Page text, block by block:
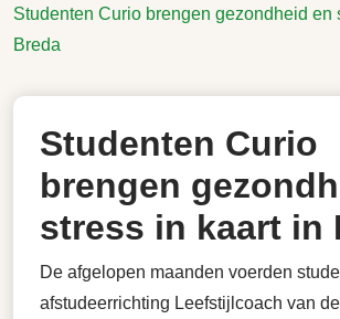
Studenten Curio brengen gezondheid en
Breda
Studenten Curio
brengen
stress in kaart in
De afgelopen maanden voerden
afstudeerrichting Leefstijlcoach van